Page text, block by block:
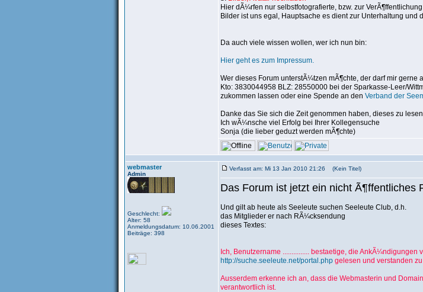
Hier dÃ¼rfen nur selbstfotografierte, bzw. zur
Bilder ist uns egal, Hauptsache es dient zur Unterhaltung und
Da auch viele wissen wollen, wer ich nun bin:
Hier geht es zum Impressum.
Wer dieses Forum unterstÃ¼tzen mÃ¶chte, der darf mir gerne
Kto: 3830044958 BLZ: 28550000 bei der Sparkasse-Leer/
zukommen lassen oder eine Spende an den Verband der
Danke das Sie sich die Zeit genommen haben, dieses zu
Ich wÃ¼nsche viel Erfolg bei Ihrer Kollegensuche
Sonja (die lieber geduzt werden mÃ¶chte)
webmaster
Admin
Geschlecht:
Alter: 58
Anmeldungsdatum: 10.06.2001
Beiträge: 398
Verfasst am: Mi 13 Jan 2010 21:26 (Kein Titel)
Das Forum ist jetzt ein nicht Ã¶ffentliches
Und gilt ab heute als Seeleute suchen Seeleute Club, d.h.
das Mitglieder er nach RÃ¼cksendung
dieses Textes:
Ich, Benutzername ............... bestaetige, die
http://suche.seeleute.net/portal.php gelesen und verstanden
Ausserdem erkenne ich an, dass die Webmasterin und
verantwortlich ist.